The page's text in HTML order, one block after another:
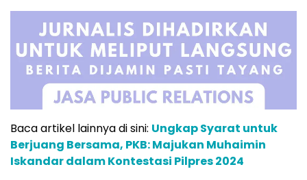
Baca artikel lainnya di sini: Ungkap Syarat untuk
Berjuang Bersama, PKB: Majukan Muhaimin
Iskandar dalam Kontestasi Pilpres 2024